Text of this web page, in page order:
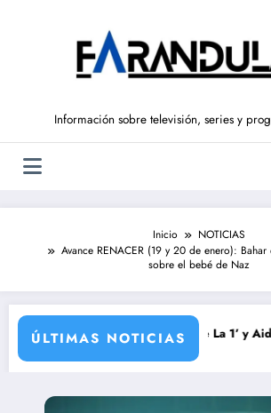
Información sobre televisión, series y
Inicio
NOTICIAS
Avance RENACER (19 y 20 de enero):
sobre el bebé de Naz
ÚLTIMAS NOTICIAS
vuelve a ‘La Hora de La 1’ y Aida Bao da el